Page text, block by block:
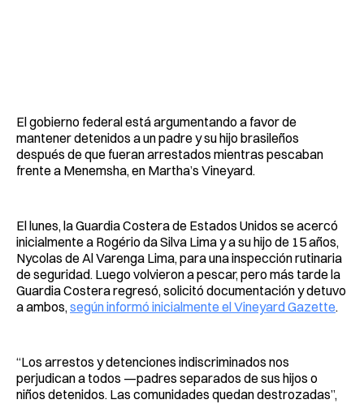
El gobierno federal está argumentando a favor de
mantener detenidos a un padre y su hijo brasileños
después de que fueran arrestados mientras pescaban
frente a Menemsha, en Martha’s Vineyard.
El lunes, la Guardia Costera de Estados Unidos se acercó
inicialmente a Rogério da Silva Lima y a su hijo de 15 años,
Nycolas de Al Varenga Lima, para una inspección rutinaria
de seguridad. Luego volvieron a pescar, pero más tarde la
Guardia Costera regresó, solicitó documentación y detuvo
a ambos, según informó inicialmente el Vineyard Gazette.
“Los arrestos y detenciones indiscriminados nos
perjudican a todos —padres separados de sus hijos o
niños detenidos. Las comunidades quedan destrozadas”,